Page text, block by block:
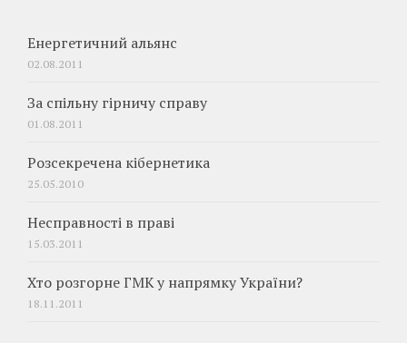
Енергетичний альянс
02.08.2011
За спільну гірничу справу
01.08.2011
Розсекречена кібернетика
25.05.2010
Несправності в праві
15.03.2011
Хто розгорне ГМК у напрямку України?
18.11.2011